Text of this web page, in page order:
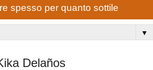
spesso per quanto sottile
▼
Delaños